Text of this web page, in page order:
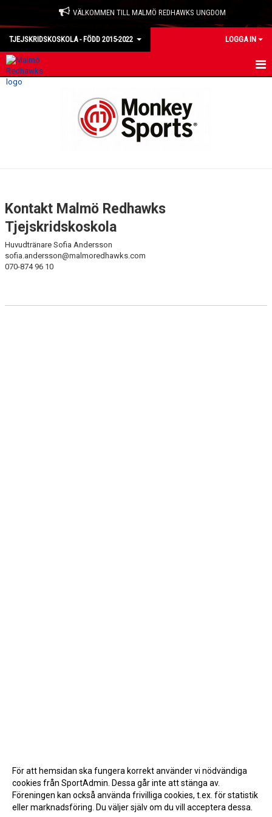
VÄLKOMMEN TILL MALMÖ REDHAWKS UNGDOM
TJEJSKRIDSKOSKOLA - FÖDD 2015-2022 LOGGA IN
HEM
DOKUMENT
KONTAKT
MATCHER
Kontakt Malmö Redhawks
Tjejskridskoskola
Huvudtränare Sofia Andersson
sofia.andersson@malmoredhawks.com
070-874 96 10
För att hemsidan ska fungera korrekt använder vi nödvändiga
cookies från SportAdmin. Dessa går inte att stänga av.
Föreningen kan också använda frivilliga cookies, t.ex. för statistik
eller marknadsföring. Du väljer själv om du vill acceptera dessa.